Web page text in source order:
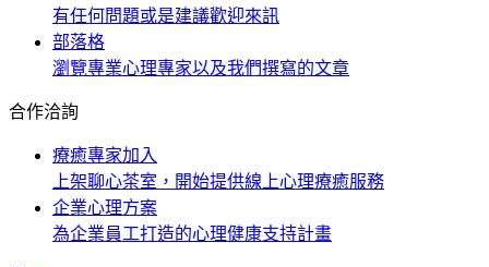
有任何問題或是建議歡迎來訊
部落格
瀏覽專業心理專家以及我們撰寫的文章
合作洽詢
療癒專家加入
上架聊心茶室，開始提供線上心理療癒服務
企業心理方案
為企業員工打造的心理健康支持計畫